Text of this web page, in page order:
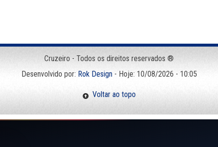
Cruzeiro - Todos os direitos reservados ®
Desenvolvido por: Rok Design- Hoje: 10/08/2026 - 10:05
Voltar ao topo